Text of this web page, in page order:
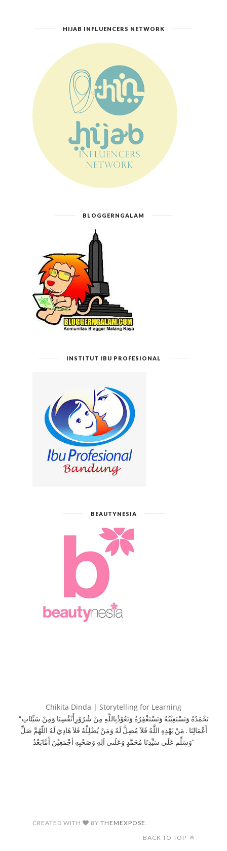
HIJAB INFLUENCERS NETWORK
BLOGGERNGALAM
INSTITUT IBU PROFESIONAL
BEAUTYNESIA
Chikita Dinda | Storytelling for Learning
“نَحْمَدُهُ وَنَسْتَعِيْنُهُ وَنَسْتَغْفِرُهُ وَنَعُوْذُبِاللَّهِ مِنْ شُرُوْرِأَنْفُسِنَا وَمِنْ سَيِّئَاتِ
أَعْمَالِنَا . مَنْ يَهْدِهِ اللَّهُ فَلاَ مُضِلَّ لَهُ وَمَنْ يُضْلِلْهُ فَلاَ هَادِيَ لَهُ اللّهُمَّ صَلِّ
وَسَلِّم عَلَى سَيِّدِنَا مُحَمَّدٍ وَعَلَىى اَلِهِ وَصَحْبِهِ أجْمَعِيْنَ أَمَّابَعْدُ”
CREATED WITH BY THEMEXPOSE
BACK TO TOP